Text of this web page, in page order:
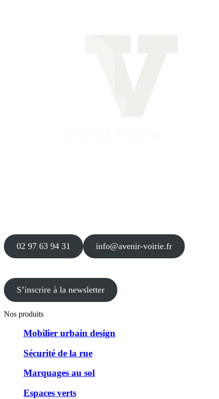
02 97 63 94 31 info@avenir-voirie.fr
S’inscrire à la newsletter
Nos produits
Mobilier urbain design
Sécurité de la rue
Marquages au sol
Espaces verts